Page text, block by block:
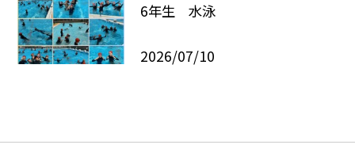
6年生 水泳
2026/07/10